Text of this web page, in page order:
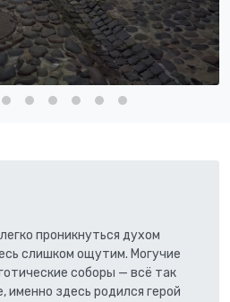
проникнуться духом
слишком ощутим. Могучие
соборы — всё так
именно здесь родился герой